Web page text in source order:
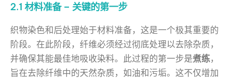
2.1 材料准备 – 关键的第一步
织物染色和后处理始于材料准备，这是一个极其重要的
阶段。在此阶段，纤维必须经过彻底处理以去除杂质，
并确保其能最佳地吸收染料。此过程的第一步是煮练，
旨在去除纤维中的天然杂质，如油和污垢。这不仅增加